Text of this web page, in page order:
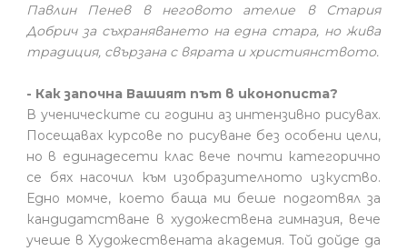
Павлин Пенев в неговото ателие в Стария
Добрич за съхраняването на една стара, но жива
традиция, свързана с вярата и християнството.
- Как започна Вашият път в иконописта?
В ученическите си години аз интензивно рисувах.
Посещавах курсове по рисуване без особени цели,
но в единадесети клас вече почти категорично
се бях насочил към изобразителното изкуство.
Едно момче, което баща ми беше подготвял за
кандидатстване в художествена гимназия, вече
учеше в Художествената академия. Той дойде да